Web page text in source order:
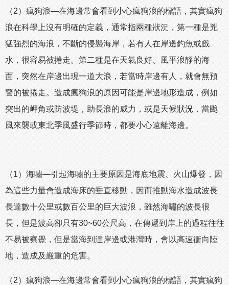
（2）瘋狗浪—在海邊常會看到小心瘋狗浪的標語，其實瘋狗
浪在科學上沒有明確的定義，通常指兩種狀況，第一種是兇
猛強烈的海浪，不斷的侵襲海岸，若有人在岸邊釣魚或戲
水，很容易被捲走。第二種是在天氣良好、風平浪靜的海
面，突然在岸邊出現一道大浪，若當時岸邊有人，就會無預
警的被捲走。造成瘋狗浪的原因可能是岸邊地形造成，例如
突出的岬角或防波堤，助長浪的威力，或是天候狀況，當颱
風來襲或東北季風盛行季節時，都要小心遠離海邊。
（1）海嘯—引起海嘯的主要原因是海底地震、火山爆發，因
為這些力量會造成海床的垂直移動，因而推動海水造成波長
長達數十公里或數百公里的巨大波浪，雖然海嘯的波長很
長，但是波高卻只有30~60公尺高，在傳遞到岸上的過程往往
不易被察覺，但是當海到達岸邊或港灣時，會以高速衝向陸
地，造成及嚴重的危害。
（2）瘋狗浪—在海邊常會看到小心瘋狗浪的標語，其實瘋狗